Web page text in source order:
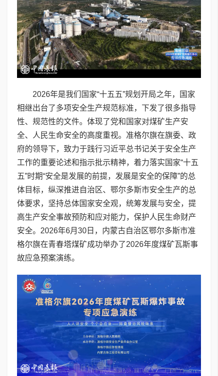
2026年是我们国家“十五五”规划开局之年，国家
相继出台了多项安全生产规范标准，下发了很多指导
性、规范性的文件。体现了党和国家对煤矿生产安
全、人民生命安全的高度重视。准格尔旗在旗委、政
府的领导下，致力于践行习近平总书记关于安全生产
工作的重要论述和指示批示精神，着力落实国家“十五
五”时期“安全是发展的前提，发展是安全的保障”的总
体目标，纵深推进自治区、鄂尔多斯市安全生产的总
体要求，坚持总体国家安全观，统筹发展与安全，提
高生产安全事故预防和应对能力，保护人民生命财产
安全。2026年6月30日，内蒙古自治区鄂尔多斯市准
格尔旗在青春塔煤矿成功举办了2026年度煤矿瓦斯事
故应急预案演练。